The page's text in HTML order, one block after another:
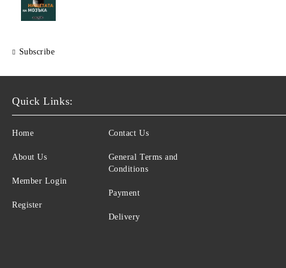
Subscribe
Quick Links:
Home
About Us
Member Login
Register
Contact Us
General Terms and
Conditions
Payment
Delivery